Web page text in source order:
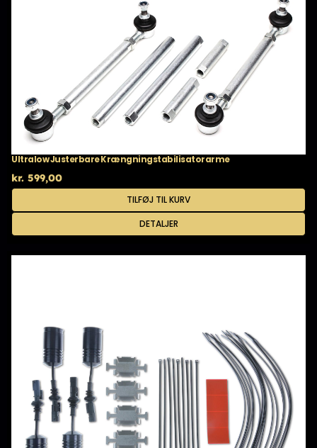
Ultralow Justerbare Krængningstabilisatorarme
kr. 599,00
TILFØJ TIL KURV
DETALJER